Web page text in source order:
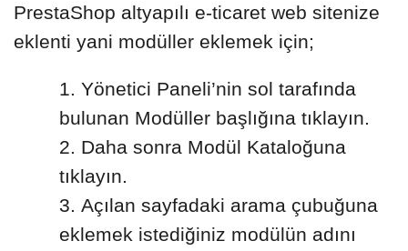
PrestaShop altyapılı e-ticaret web sitenize
eklenti yani modüller eklemek için;
Yönetici Paneli’nin sol tarafında
bulunan Modüller başlığına tıklayın.
Daha sonra Modül Kataloğuna
tıklayın.
Açılan sayfadaki arama çubuğuna
eklemek istediğiniz modülün adını